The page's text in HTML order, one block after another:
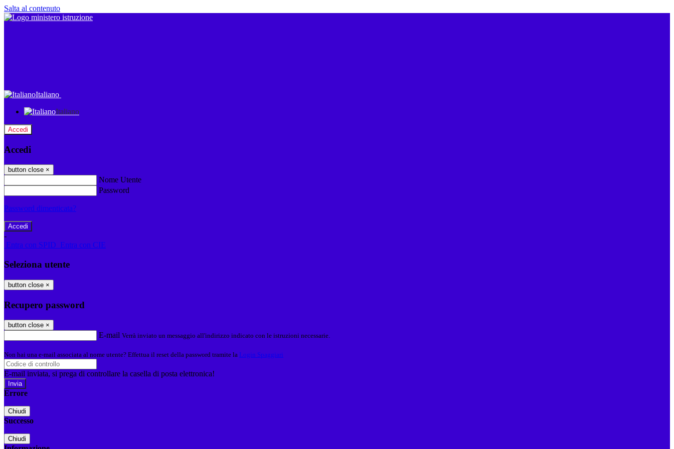
Salta al contenuto
Italiano
Italiano
Accedi
Accedi
button close ×
Nome Utente
Password
Password dimenticata?
-
Entra con SPID Entra con CIE
Seleziona utente
button close ×
Recupero password
button close ×
E-mail Verrà inviato un messaggio all'indirizzo indicato con le istruzioni necessarie.
Non hai una e-mail associata al nome utente? Effettua il reset della password tramite la Login Spaggiari
E-mail inviata, si prega di controllare la casella di posta elettronica!
Errore
Chiudi
Successo
Chiudi